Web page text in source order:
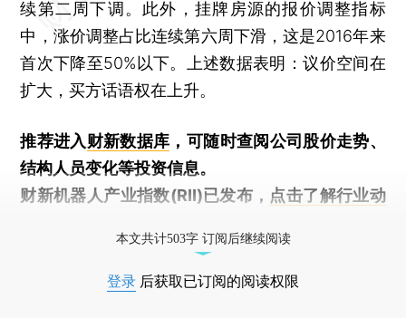
续第二周下调。此外，挂牌房源的报价调整指标
中，涨价调整占比连续第六周下滑，这是2016年来
首次下降至50%以下。上述数据表明：议价空间在
扩大，买方话语权在上升。
推荐进入财新数据库 ，可随时查阅公司股价走势、
结构人员变化等投资信息。
财新机器人产业指数(RII)已发布， 点击了解行业动
本文共计503字 订阅后继续阅读
登录 后获取已订阅的阅读权限